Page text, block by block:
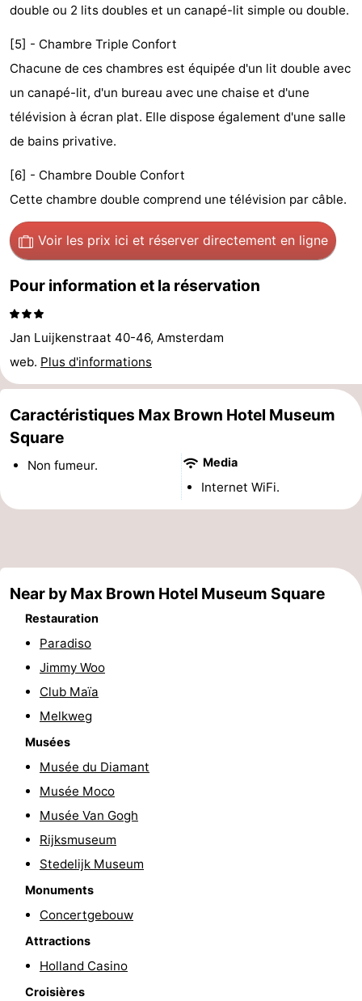
Églises
-
Points
vue
Attractions
Croisières
-
&
villes
Visites
guidées
Sports
du
vélo
Randonnée
Divertissement
Vie
Nocturne
Aliments
et
Shopping
Magasins
du
vélo
Événements
Spécial
Canaux
Coffeeshops
Capitale
homosexuelle
Quartier
rouge
Histoire
Ville
diamant
Places
dans
centre
Parcs
jardins
Environs
double ou 2 lits doubles et un canapé-lit simple ou double.
[5] - Chambre Triple Confort
Chacune de ces chambres est équipée d'un lit double avec
un canapé-lit, d'un bureau avec une chaise et d'une
télévision à écran plat. Elle dispose également d'une salle
de bains privative.
[6] - Chambre Double Confort
Cette chambre double comprend une télévision par câble.
Voir les prix ici et réserver directement en ligne
Pour information et la réservation
Jan Luijkenstraat 40-46, Amsterdam
web. Plus d'informations
Caractéristiques Max Brown Hotel Museum
Square
Non fumeur. Media
Internet WiFi.
Near by Max Brown Hotel Museum Square
Restauration
Paradiso
Jimmy Woo
Club Maïa
Melkweg
Musées
Musée du Diamant
Musée Moco
Musée Van Gogh
Rijksmuseum
Stedelijk Museum
Monuments
Concertgebouw
Attractions
Holland Casino
Croisières